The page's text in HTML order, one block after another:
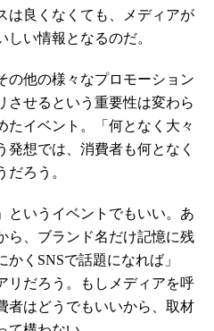
は良くなくても、メディアが
い情報となるのだ。
他の様々なプロモーション
させるという重要性は変わら
たイベント。「何となく大々
想では、消費者も何となく
ろう。
というイベントでもいい。あ
ら、ブランド名だけ記憶に残
くSNSで話題になれば」
リだろう。もしメディアを呼
者はどうでもいいから、取材